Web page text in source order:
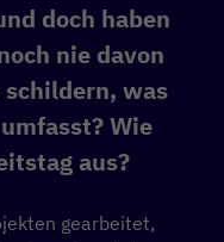
doch haben
nie davon
schildern, was
Wie
aus?
gearbeitet,